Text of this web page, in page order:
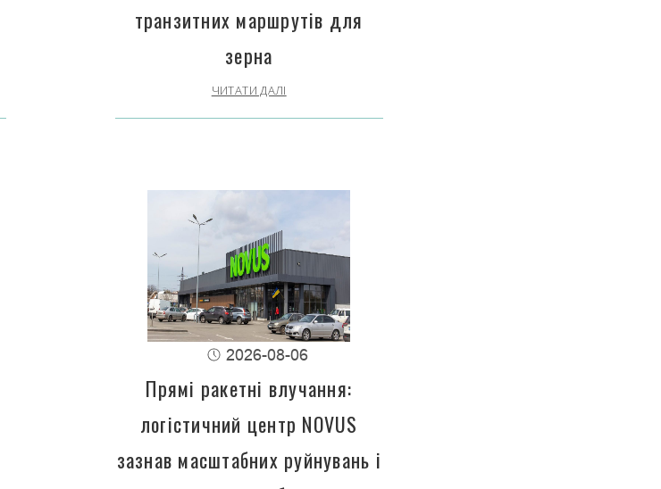
транзитних маршрутів для
зерна
ЧИТАТИ ДАЛІ
2026-08-06
Прямі ракетні влучання:
логістичний центр NOVUS
зазнав масштабних руйнувань і